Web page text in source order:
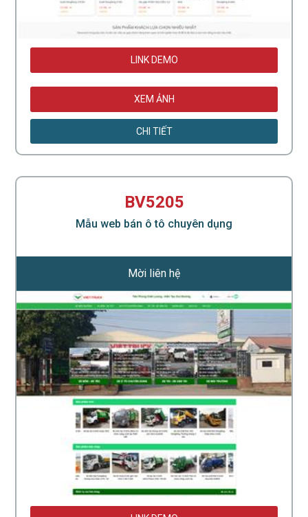
LINK DEMO
XEM ẢNH
CHI TIẾT
BV5205
Mẫu web bán ô tô chuyên dụng
Mời liên hệ